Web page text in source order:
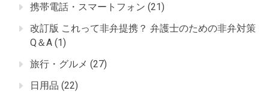
携帯電話・スマートフォン (21)
改訂版 これって非弁提携？ 弁護士のための非弁対策
Q＆A (1)
旅行・グルメ (27)
日用品 (22)